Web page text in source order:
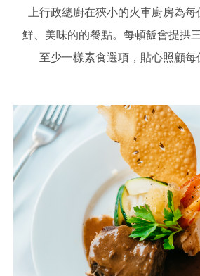
上行政總廚在狹小的火車廚房為
鮮、美味的的餐點。每頓飯會提拱
至少一樣素食選項，貼心照顧每